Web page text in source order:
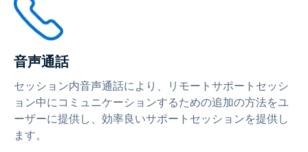
音声通話
セッション内音声通話により、リモートサポートセッシ
ョン中にコミュニケーションするための追加の方法をユ
ーザーに提供し、効率良いサポートセッションを提供し
ます。